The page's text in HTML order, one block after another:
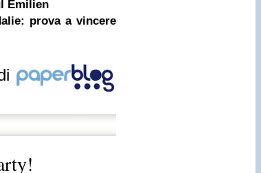
Emilien
prova a vincere